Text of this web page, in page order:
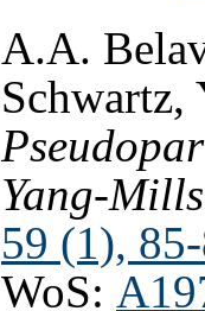
A.A.
Schwartz,
Yang-
59 (1),
WoS: